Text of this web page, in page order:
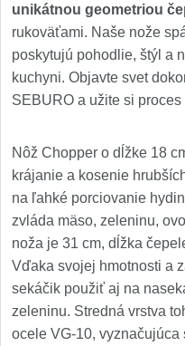
unikátnou geometriou
rukoväťami. Naše nože
poskytujú pohodlie, štýl a
kuchyni. Objavte svet
SEBURO a užite si
Nôž Chopper o dĺžke 18
krájanie a kosenie
na ľahké porciovanie
zvláda mäso, zeleninu,
noža je 31 cm, dĺžka
Vďaka svojej hmotnosti a
sekáčik použiť aj na
zeleninu. Stredná vrstva
ocele VG-10,